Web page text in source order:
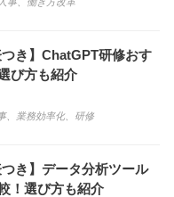
つき】ChatGPT研修おす
び方も紹介
、 業務効率化、 研修
つき】データ分析ツール
！選び方も紹介